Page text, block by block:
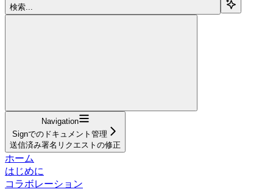
検索...
Navigation
Signでのドキュメント管理
送信済み署名リクエストの修正
ホーム
はじめに
コラボレーション